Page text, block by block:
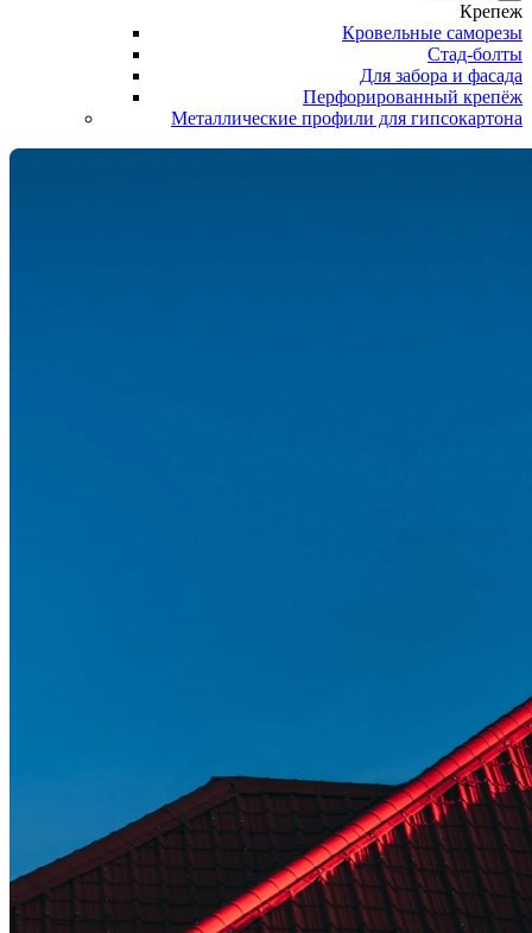
Крепеж
Кровельные саморезы
Стад-болты
Для забора и фасада
Перфорированный крепёж
Металлические профили для гипсокартона